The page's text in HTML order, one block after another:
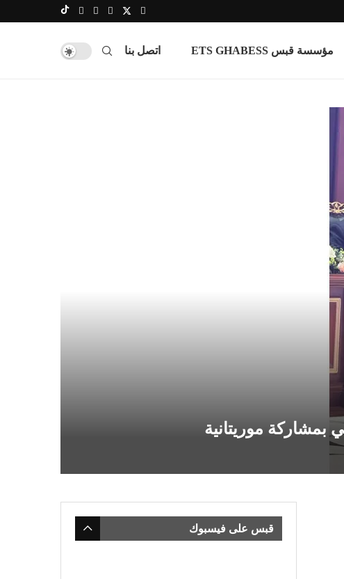
مؤسسة قبس ETS GHABESS اتصل بنا
بمشاركة موريتانية
قبس على فيسبوك